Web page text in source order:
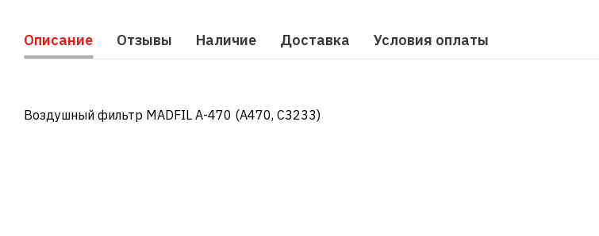
Описание Отзывы Наличие Доставка Условия оплаты
Воздушный фильтр MADFIL A-470 (A470, C3233)